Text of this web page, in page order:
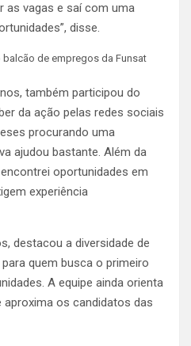
as vagas e saí com uma
disse.
de empregos da Funsat
também participou do
da ação pelas redes sociais
procurando uma
ajudou bastante. Além da
oportunidades em
experiência
destacou a diversidade de
quem busca o primeiro
A equipe ainda orienta
os candidatos das